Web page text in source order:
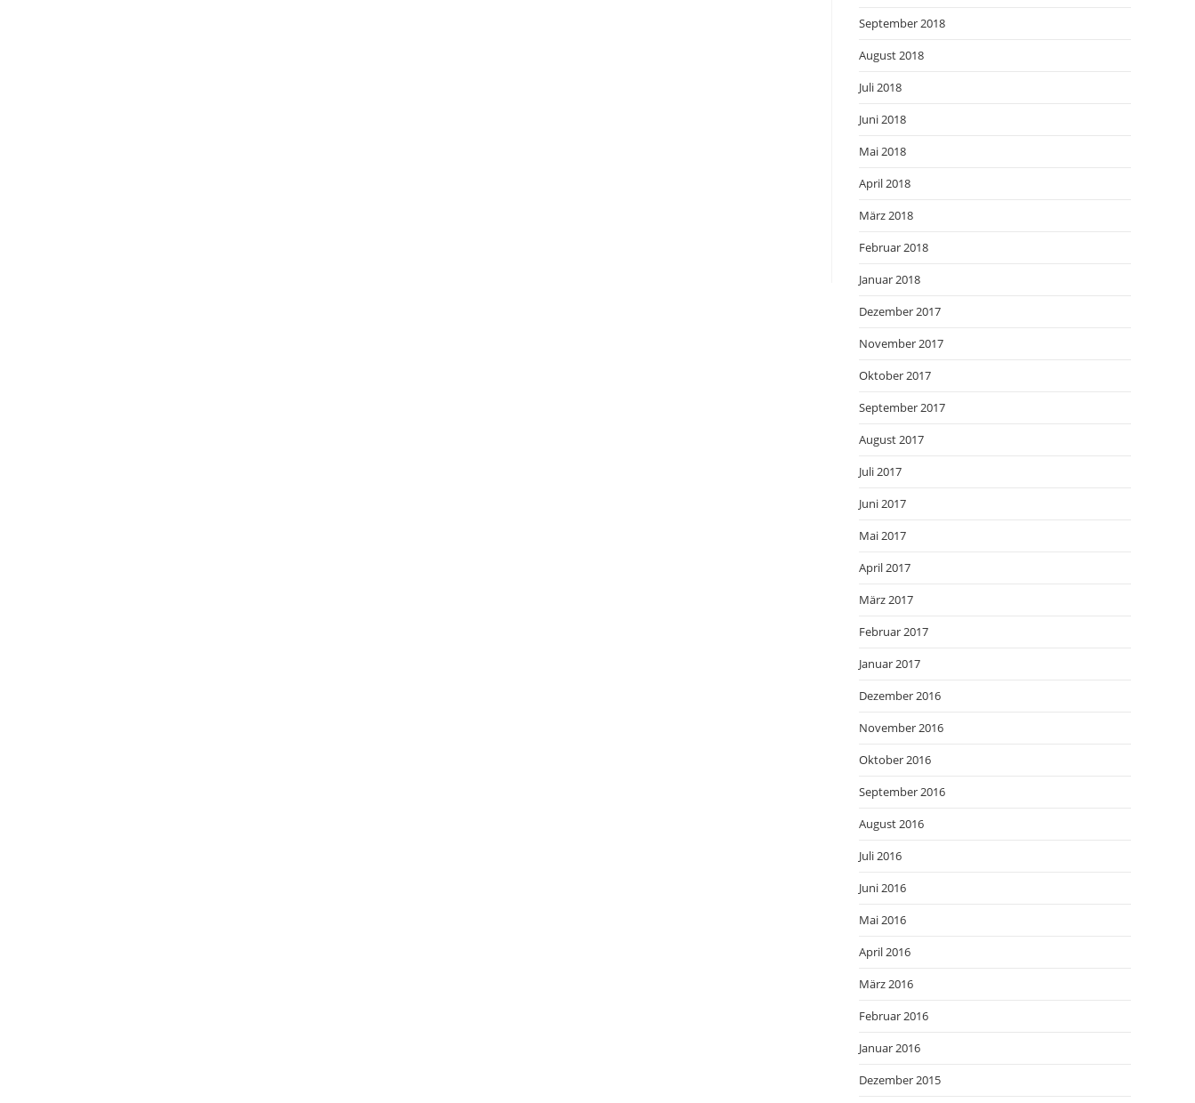
September 2018
August 2018
Juli 2018
Juni 2018
Mai 2018
April 2018
März 2018
Februar 2018
Januar 2018
Dezember 2017
November 2017
Oktober 2017
September 2017
August 2017
Juli 2017
Juni 2017
Mai 2017
April 2017
März 2017
Februar 2017
Januar 2017
Dezember 2016
November 2016
Oktober 2016
September 2016
August 2016
Juli 2016
Juni 2016
Mai 2016
April 2016
März 2016
Februar 2016
Januar 2016
Dezember 2015